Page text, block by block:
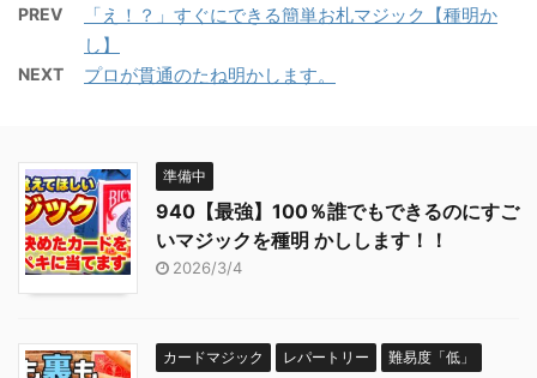
PREV
「え！？」すぐにできる簡単お札マジック【種明か
し】
NEXT プロが貫通のたね明かします。
準備中
940【最強】100％誰でもできるのにすご
いマジックを種明 かしします！！
2026/3/4
カードマジック レパートリー 難易度「低」